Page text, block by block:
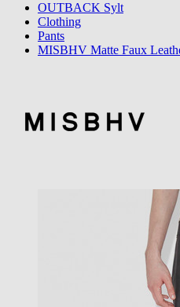
OUTBACK Sylt
Clothing
Pants
MISBHV Matte Faux